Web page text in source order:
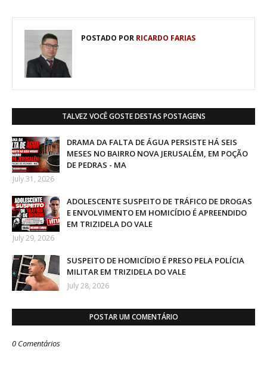
POSTADO POR RICARDO FARIAS
TALVEZ VOCÊ GOSTE DESTAS POSTAGENS
DRAMA DA FALTA DE ÁGUA PERSISTE HÁ SEIS
MESES NO BAIRRO NOVA JERUSALÉM, EM POÇÃO
DE PEDRAS - MA
July 31, 2026
ADOLESCENTE SUSPEITO DE TRÁFICO DE DROGAS
E ENVOLVIMENTO EM HOMICÍDIO É APREENDIDO
EM TRIZIDELA DO VALE
July 29, 2026
SUSPEITO DE HOMICÍDIO É PRESO PELA POLÍCIA
MILITAR EM TRIZIDELA DO VALE
July 28, 2026
POSTAR UM COMENTÁRIO
0 Comentários